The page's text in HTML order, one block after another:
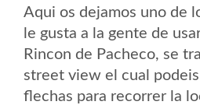
Aqui os dejamos uno de
le gusta a la gente de
Rincon de Pacheco, se
street view el cual
flechas para recorrer la